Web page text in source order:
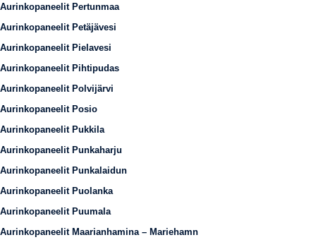
Aurinkopaneelit Pertunmaa
Aurinkopaneelit Petäjävesi
Aurinkopaneelit Pielavesi
Aurinkopaneelit Pihtipudas
Aurinkopaneelit Polvijärvi
Aurinkopaneelit Posio
Aurinkopaneelit Pukkila
Aurinkopaneelit Punkaharju
Aurinkopaneelit Punkalaidun
Aurinkopaneelit Puolanka
Aurinkopaneelit Puumala
Aurinkopaneelit Maarianhamina – Mariehamn